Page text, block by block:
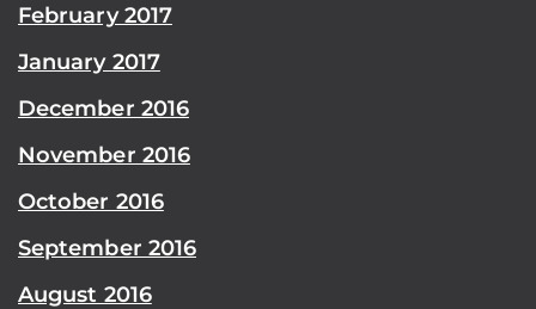
February 2017
January 2017
December 2016
November 2016
October 2016
September 2016
August 2016